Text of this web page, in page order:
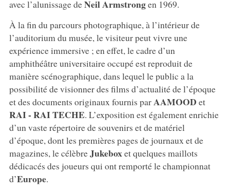
avec l’alunissage deNeil Armstrongen 1969.
À la fin du parcours photographique, à l’intérieur de
l’auditorium du musée, le visiteur peut vivre une
expérience immersive ; en effet, le cadre d’un
amphithéâtre universitaire occupé est reproduit de
manière scénographique, dans lequel le public a la
possibilité de visionner des films d’actualité de l’époque
et des documents originaux fournis parAAMOOD et
RAI - RAI TECHE. L’exposition est également enrichie
d’un vaste répertoire de souvenirs et de matériel
d’époque, dont les premières pages de journaux et de
magazines, le célèbreJukeboxet quelques maillots
dédicacés des joueurs qui ont remporté le championnat
d’Europe.